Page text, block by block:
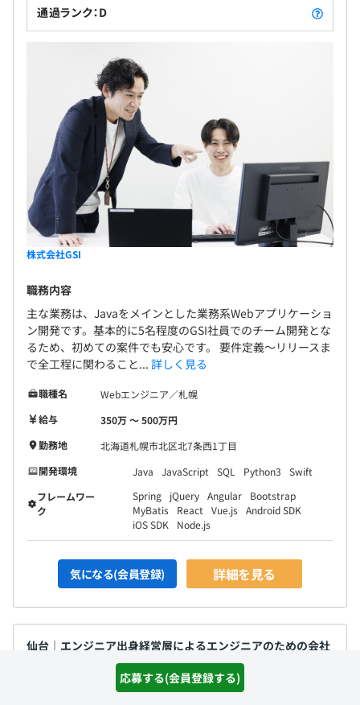
応募する(会員登録する)
通過ランク：D
株式会社GSI
職務内容
主な業務は、Javaをメインとした業務系Webアプリケーショ
ン開発です。基本的に5名程度のGSI社員でのチーム開発とな
るため、初めての案件でも安心です。 要件定義～リリースま
で全工程に関わること... 詳しく見る
職種名
Webエンジニア／札幌
給与
350万 〜 500万円
勤務地
北海道札幌市北区北7条西1丁目
開発環境
Java JavaScript SQL Python3
Swift
フレームワー
ク
Spring jQuery Angular
Bootstrap
MyBatis
React Vue.js Android SDK
iOS SDK
Node.js
気になる(会員登録) 詳細を見る
仙台｜エンジニア出身経営層によるエンジニアのための会社
◎【上場／年間休日120日以上】／リーダー候補募集！